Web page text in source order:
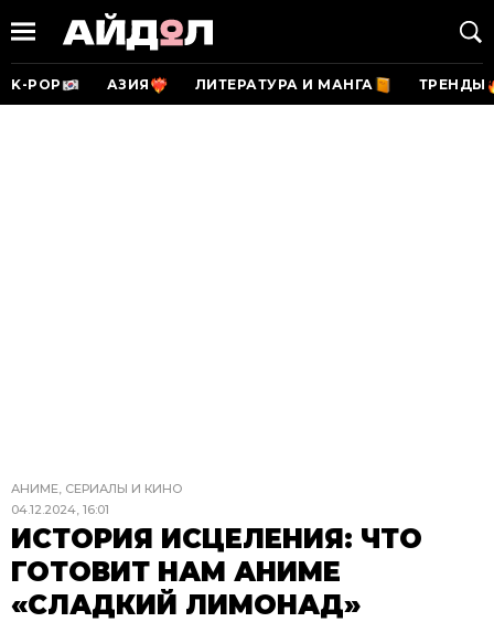
K-POP АЗИЯ ЛИТЕРАТУРА И МАНГА ТРЕНДЫ
АНИМЕ, СЕРИАЛЫ И КИНО
04.12.2024, 16:01
ИСТОРИЯ ИСЦЕЛЕНИЯ: ЧТО
ГОТОВИТ НАМ АНИМЕ
«СЛАДКИЙ ЛИМОНАД»